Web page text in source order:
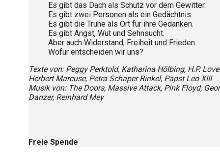
Es gibt das Dach als Schutz vor dem Gewitter.
Es gibt zwei Personen als ein Gedächtnis.
Es gibt die Truhe als Ort für ihre Gedanken.
Es gibt Angst, Wut und Sehnsucht.
Aber auch Widerstand, Freiheit und Frieden.
Wofür entscheiden wir uns?
Texte von: Peggy Perktold, Katharina Hölbing, H.P.
Herbert Marcuse, Petra Schaper Rinkel, Papst Leo XIII
Musik von: The Doors, Massive Attack, Pink Floyd,
Danzer, Reinhard Mey
Freie Spende